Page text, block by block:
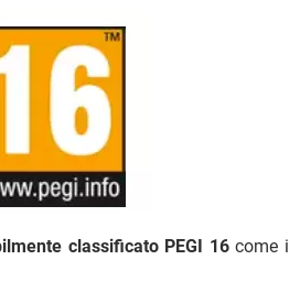
classificato PEGI 16come i